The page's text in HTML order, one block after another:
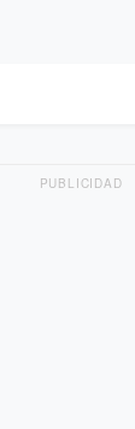
PUBLICIDAD